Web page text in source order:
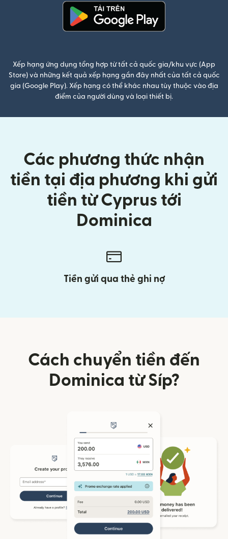
Xếp hạng ứng dụng tổng hợp từ tất cả quốc gia/khu vực (App
Store) và những kết quả xếp hạng gần đây nhất của tất cả quốc
gia (Google Play). Xếp hạng có thể khác nhau tùy thuộc vào địa
điểm của người dùng và loại thiết bị.
Các phương thức nhận
tiền tại địa phương khi gửi
tiền từ Cyprus tới
Dominica
Tiền gửi qua thẻ ghi nợ
Cách chuyển tiền đến
Dominica từ Síp?